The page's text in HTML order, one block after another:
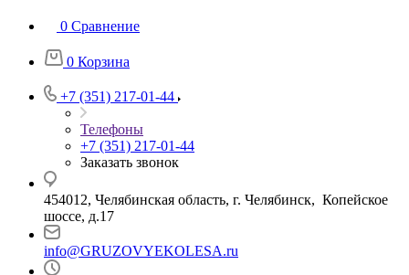
0 Сравнение
0 Корзина
+7 (351) 217-01-44
Телефоны
+7 (351) 217-01-44
Заказать звонок
454012, Челябинская область, г. Челябинск, Копейское
шоссе, д.17
info@GRUZOVYEKOLESA.ru